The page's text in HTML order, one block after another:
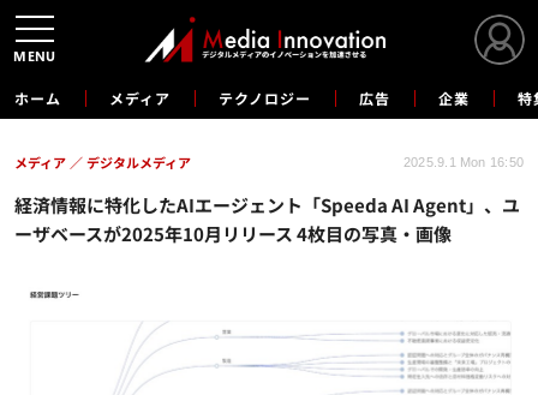
ホーム メディア テクノロジー 広告 企業 特
経済情報に特化したAIエージェント「Speeda AI Agent」、ユ
ーザベースが2025年10月リリース 4枚目の写真・画像
メディア デジタルメディア 2025.9.1 Mon 16:50
MENU